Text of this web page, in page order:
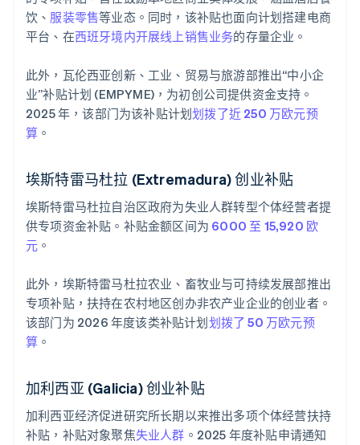
饮、 服装零售等业态。同时，该补贴也面向计划搭建电商
平台、在西班牙境内开展线上销售业务的存量企业。
此外，瓦伦西亚创新、工业、贸易与旅游部推出“中小企
业”补贴计划 (EMPYME)，为初创公司提供资金支持。
2025 年，该部门为该补贴计划划拨了近 250 万欧元预
算 。
埃斯特雷马杜拉 (Extremadura) 创业补贴
埃斯特雷马杜拉自治区政府为失业人群转型个体经营者提
供专项资金补贴。补贴金额区间为 6000 至 15,920 欧
元 。
此外，埃斯特雷马杜拉农业、畜牧业与可持续发展部推出
专项补贴，扶持在农村地区创办非农产业企业的创业者。
该部门为 2026 年度该类补贴计划划拨了 50 万欧元预
算 。
加利西亚 (Galicia) 创业补贴
加利西亚经济促进研究所长期以来推出多项个体经营扶持
补贴，补贴对象聚焦失业人群 。2025 年度补贴申请通知